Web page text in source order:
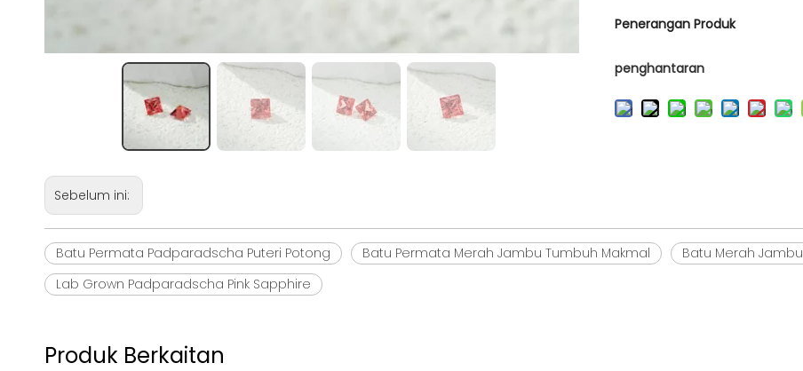
Penerangan Produk
penghantaran
Sebelum ini:
Batu Permata Padparadscha Puteri Potong Batu Permata Merah Jambu Tumbuh Makmal Batu Merah Jambu
Lab Grown Padparadscha Pink Sapphire
Produk Berkaitan